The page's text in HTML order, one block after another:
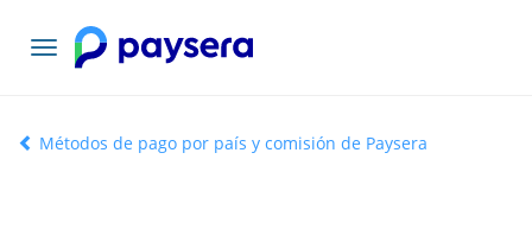
Toggle
navigation
Métodos de pago por país y comisión de Paysera